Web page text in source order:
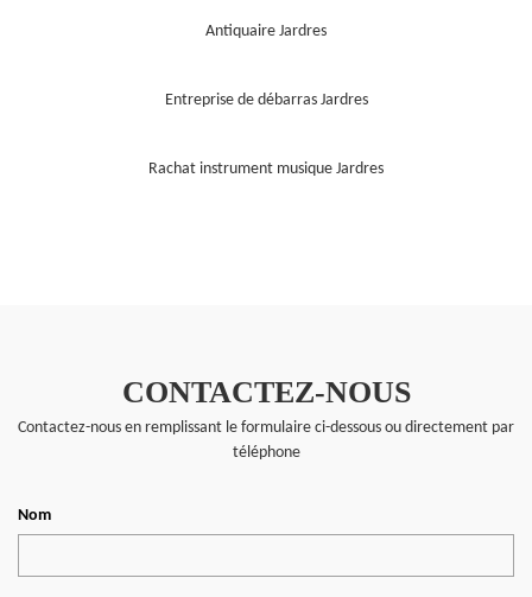
Antiquaire Jardres
Entreprise de débarras Jardres
Rachat instrument musique Jardres
CONTACTEZ-NOUS
Contactez-nous en remplissant le formulaire ci-dessous ou directement par
téléphone
Nom